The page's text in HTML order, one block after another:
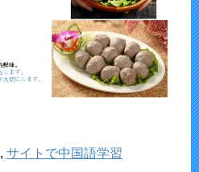
, サイトで中国語学習